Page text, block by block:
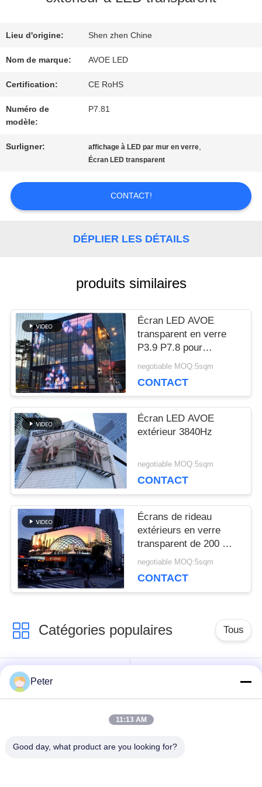
VISITE
DE
L'USINE
CONTRÔLE
DE
LA
CONTACTER
NOUVELLES
LES
AFFAIRES
LE
BLOG
DEMANDEZ
UN DEVIS
PLAN
DU
POLITIQUE
Lieu d'origine: Shen zhen Chine
Nom de marque: AVOE LED
Certification: CE RoHS
Numéro de
modèle:
P7.81
Surligner: affichage à LED par mur en verre,
Écran LED transparent
CONTACT!
DÉPLIER LES DÉTAILS
produits similaires
Écran LED AVOE
transparent en verre
P3.9 P7.8 pour
extérieur, pour centre
negotiable MOQ:5sqm
CONTACT
Écran LED AVOE
extérieur 3840Hz
negotiable MOQ:5sqm
CONTACT
Écrans de rideau
extérieurs en verre
transparent de 200 W
3840 Hz
negotiable MOQ:5sqm
CONTACT
Catégories populaires Tous
Affichage LED fixe
extérieur
Affichage LED de
Peter
11:13 AM
Good day, what product are you looking for?